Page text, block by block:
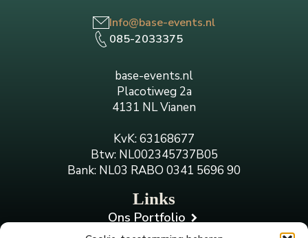
Info@base-events.nl
085-2033375
base-events.nl
Placotiweg 2a
4131 NL Vianen
KvK: 63168677
Btw: NL002345737B05
Bank: NL03 RABO 0341 5696 90
Links
Ons Portfolio
Onze werkwijze